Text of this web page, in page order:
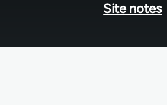
Site notes